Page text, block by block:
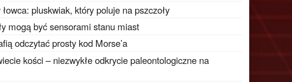
pluskwiak, który poluje na pszczoły
mogą być sensorami stanu miast
odczytać prosty kod Morse’a
kości – niezwykłe odkrycie paleontologiczne na